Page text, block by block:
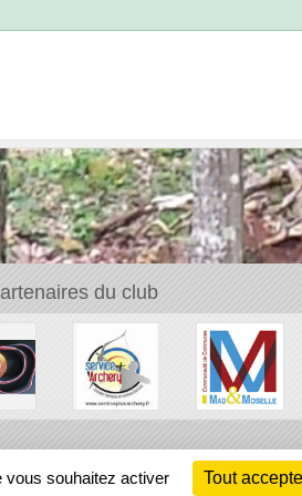
du club
vous souhaitez activer Tout